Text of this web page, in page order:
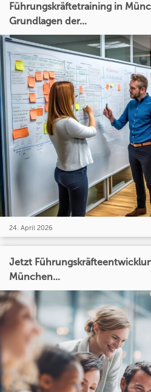
Führungskräftetraining in
Grundlagen der...
24. April 2026
Jetzt
München...